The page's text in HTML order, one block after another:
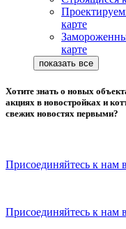
карте
карте
Хотите знать о новых
акциях в новостройках и
свежих новостях первыми?
Присоединяйтесь к нам в
Присоединяйтесь к нам в